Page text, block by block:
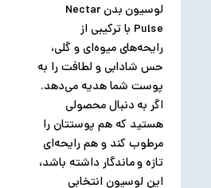
لوسیون بدن Nectar
Pulse با ترکیبی از
رایحه‌های میوه‌ای و گلی،
حس شادابی و لطافت را به
پوست شما هدیه می‌دهد.
اگر به دنبال محصولی
هستید که هم پوستتان را
مرطوب کند و هم رایحه‌ای
تازه و ماندگار داشته باشد،
این لوسیون انتخابی